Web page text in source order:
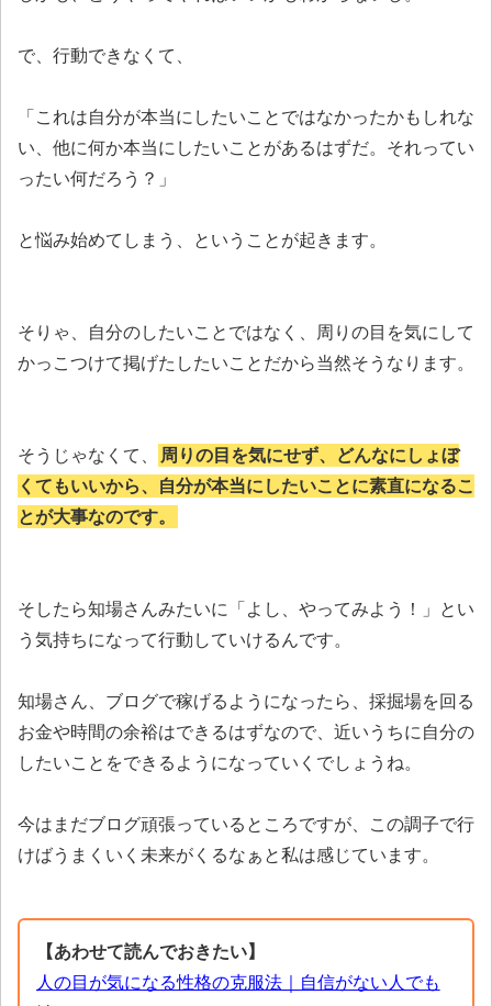
で、行動できなくて、
「これは自分が本当にしたいことではなかったかもしれな
い、他に何か本当にしたいことがあるはずだ。それってい
ったい何だろう？」
と悩み始めてしまう、ということが起きます。
そりゃ、自分のしたいことではなく、周りの目を気にして
かっこつけて掲げたしたいことだから当然そうなります。
そうじゃなくて、
周りの目を気にせず、どんなにしょぼ
くてもいいから、自分が本当にしたいことに素直になるこ
とが大事なのです。
そしたら知場さんみたいに「よし、やってみよう！」とい
う気持ちになって行動していけるんです。
知場さん、ブログで稼げるようになったら、採掘場を回る
お金や時間の余裕はできるはずなので、近いうちに自分の
したいことをできるようになっていくでしょうね。
今はまだブログ頑張っているところですが、この調子で行
けばうまくいく未来がくるなぁと私は感じています。
【あわせて読んでおきたい】
人の目が気になる性格の克服法｜自信がない人でも